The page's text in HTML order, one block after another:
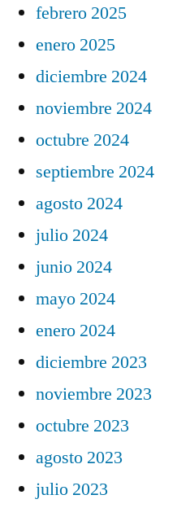
febrero 2025
enero 2025
diciembre 2024
noviembre 2024
octubre 2024
septiembre 2024
agosto 2024
julio 2024
junio 2024
mayo 2024
enero 2024
diciembre 2023
noviembre 2023
octubre 2023
agosto 2023
julio 2023